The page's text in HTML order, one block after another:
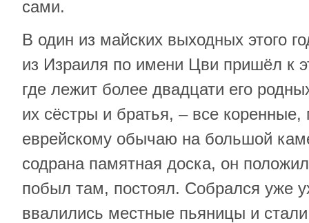
сами.
В один из майских выходных этого
из Израиля по имени Цви пришёл к
где лежит более двадцати его
их сёстры и братья, – все коренные,
еврейскому обычаю на большой
содрана памятная доска, он
побыл там, постоял. Собрался уже
ввалились местные пьяницы и